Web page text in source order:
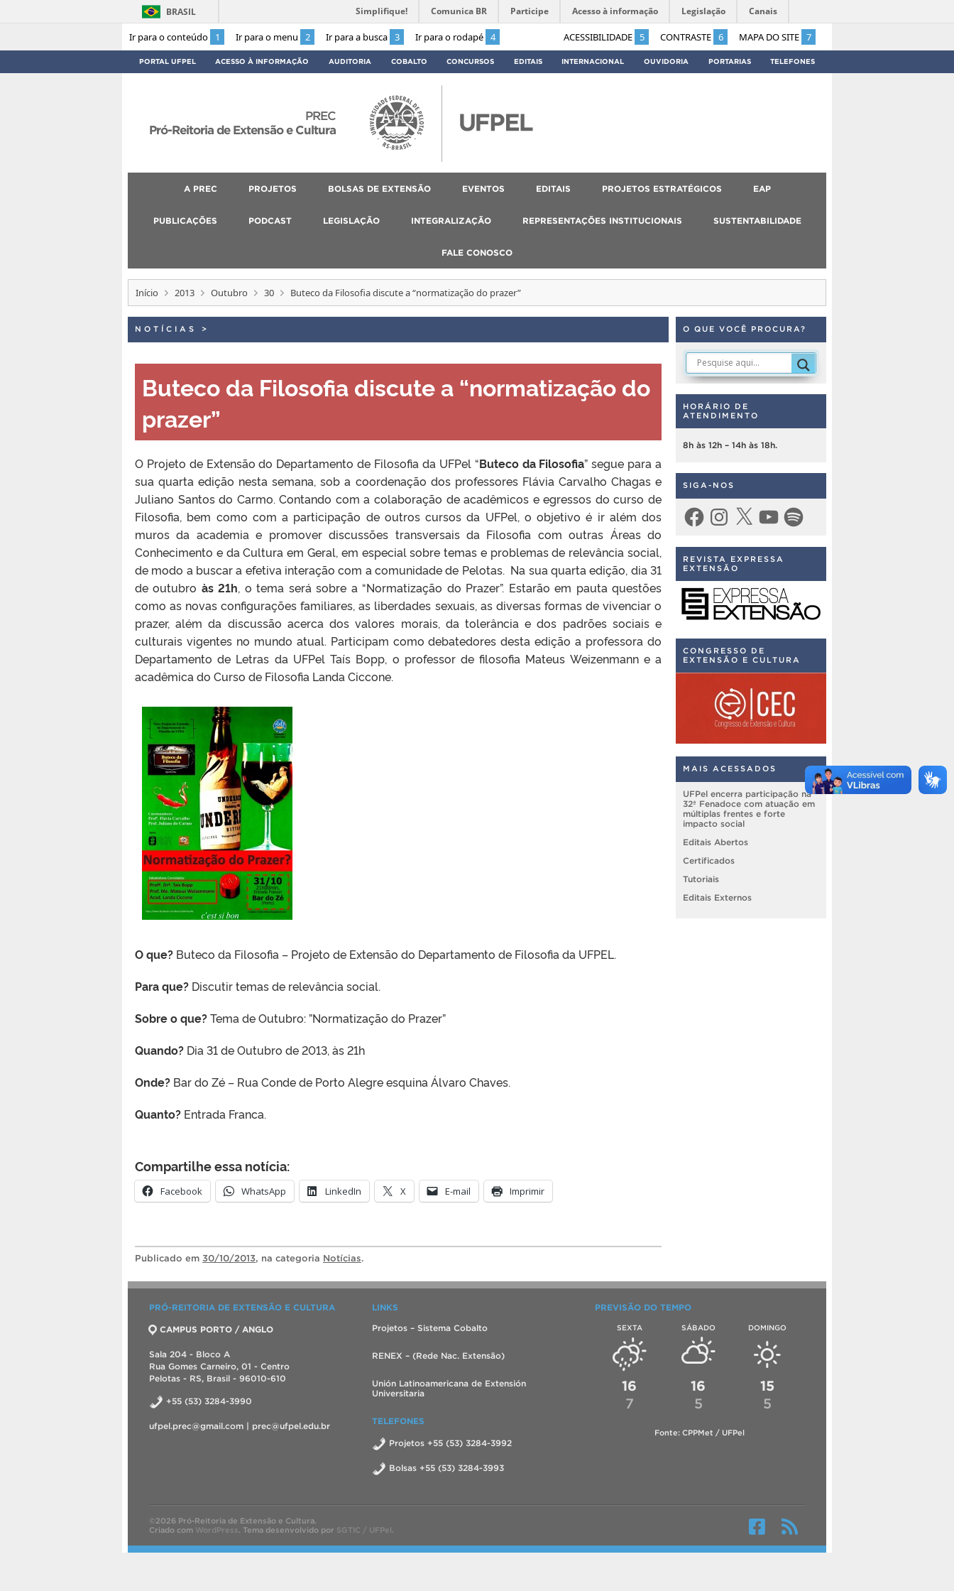
Ir para o conteúdo 1 Ir para o menu 2 Ir para a busca 3 Ir para o rodapé 4 ACESSIBILIDADE 5 CONTRASTE 6 MAPA DO SITE 7
BRASIL Simplifique! Comunica BR Participe Acesso à informação Legislação Canais
PORTAL UFPEL ACESSO À INFORMAÇÃO AUDITORIA COBALTO CONCURSOS EDITAIS INTERNACIONAL OUVIDORIA PORTARIAS TELEFONES
PREC
Pró-Reitoria de Extensão e Cultura
A PREC PROJETOS BOLSAS DE EXTENSÃO EVENTOS EDITAIS PROJETOS ESTRATÉGICOS EAP
PUBLICAÇÕES PODCAST LEGISLAÇÃO INTEGRALIZAÇÃO REPRESENTAÇÕES INSTITUCIONAIS SUSTENTABILIDADE
FALE CONOSCO
Início 2013 Outubro 30 Buteco da Filosofia discute a “normatização do prazer”
NOTÍCIAS >
Buteco da Filosofia discute a “normatização do
prazer”
O Projeto de Extensão do Departamento de Filosofia da UFPel “Buteco da Filosofia” segue para a
sua quarta edição nesta semana, sob a coordenação dos professores Flávia Carvalho Chagas e
Juliano Santos do Carmo. Contando com a colaboração de acadêmicos e egressos do curso de
Filosofia, bem como com a participação de outros cursos da UFPel, o objetivo é ir além dos
muros da academia e promover discussões transversais da Filosofia com outras Áreas do
Conhecimento e da Cultura em Geral, em especial sobre temas e problemas de relevância social,
de modo a buscar a efetiva interação com a comunidade de Pelotas. Na sua quarta edição, dia 31
de outubro às 21h, o tema será sobre a “Normatização do Prazer”. Estarão em pauta questões
como as novas configurações familiares, as liberdades sexuais, as diversas formas de vivenciar o
prazer, além da discussão acerca dos valores morais, da tolerância e dos padrões sociais e
culturais vigentes no mundo atual. Participam como debatedores desta edição a professora do
Departamento de Letras da UFPel Taís Bopp, o professor de filosofia Mateus Weizenmann e a
acadêmica do Curso de Filosofia Landa Ciccone.
O que? Buteco da Filosofia – Projeto de Extensão do Departamento de Filosofia da UFPEL.
Para que? Discutir temas de relevância social.
Sobre o que?Tema de Outubro: ”Normatização do Prazer”
Quando? Dia 31 de Outubro de 2013, às 21h
Onde? Bar do Zé – Rua Conde de Porto Alegre esquina Álvaro Chaves.
Quanto? Entrada Franca.
Compartilhe essa notícia:
Facebook WhatsApp LinkedIn X E-mail Imprimir
Publicado em 30/10/2013, na categoria Notícias.
O QUE VOCÊ PROCURA?
HORÁRIO DE
ATENDIMENTO
8h às 12h – 14h às 18h.
SIGA-NOS
FacebookInstagram
X YouTubeSpotify
REVISTA EXPRESSA
EXTENSÃO
CONGRESSO DE
EXTENSÃO E CULTURA
MAIS ACESSADOS
UFPel encerra participação na
32ª Fenadoce com atuação em
múltiplas frentes e forte
impacto social
Editais Abertos
Certificados
Tutoriais
Editais Externos
PRÓ-REITORIA DE EXTENSÃO E CULTURA
CAMPUS PORTO / ANGLO
Sala 204 - Bloco A
Rua Gomes Carneiro, 01 - Centro
Pelotas - RS, Brasil - 96010-610
+55 (53) 3284-3990
ufpel.prec@gmail.com | prec@ufpel.edu.br
LINKS
Projetos – Sistema Cobalto
RENEX – (Rede Nac. Extensão)
Unión Latinoamericana de Extensión
Universitaria
TELEFONES
Projetos +55 (53) 3284-3992
Bolsas +55 (53) 3284-3993
PREVISÃO DO TEMPO
SEXTA
16
7
SÁBADO
16
5
DOMINGO
15
5
Fonte: CPPMet / UFPel
©2026 Pró-Reitoria de Extensão e Cultura.
Criado com WordPress. Tema desenvolvido por SGTIC / UFPel.